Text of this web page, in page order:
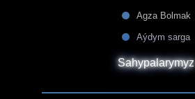
Agza Bolmak
Aýdym sarga
Sahypalarymyz